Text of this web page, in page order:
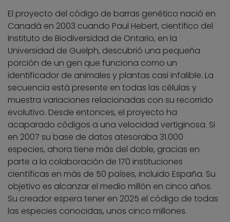
El proyecto del código de barras genético nació en
Canadá en 2003 cuando Paul Hebert, científico del
Instituto de Biodiversidad de Ontario, en la
Universidad de Guelph, descubrió una pequeña
porción de un gen que funciona como un
identificador de animales y plantas casi infalible. La
secuencia está presente en todas las células y
muestra variaciones relacionadas con su recorrido
evolutivo. Desde entonces, el proyecto ha
acaparado códigos a una velocidad vertiginosa. Si
en 2007 su base de datos atesoraba 31.000
especies, ahora tiene más del doble, gracias en
parte a la colaboración de 170 instituciones
científicas en más de 50 países, incluido España. Su
objetivo es alcanzar el medio millón en cinco años.
Su creador espera tener en 2025 el código de todas
las especies conocidas, unos cinco millones.